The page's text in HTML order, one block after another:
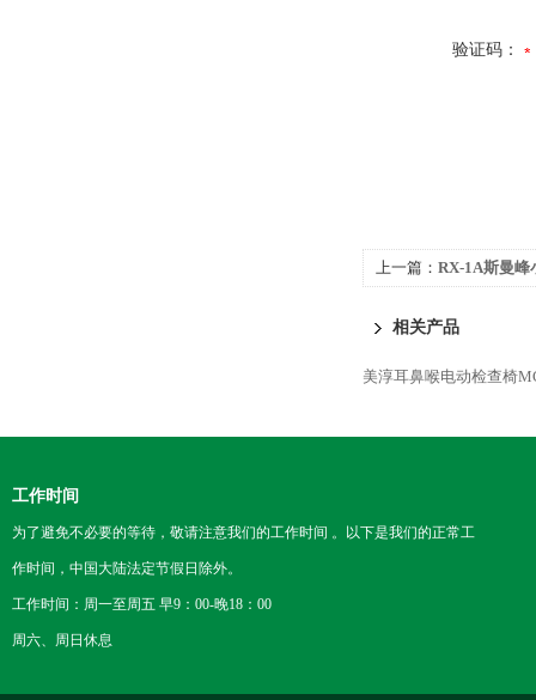
验证码：
上一篇： RX-1A斯曼峰
相关产品
美淳耳鼻喉电动检查椅
工作时间
为了避免不必要的等待，敬请注意我们的工作时间 。以下是我们的正常工
作时间，中国大陆法定节假日除外。
工作时间：周一至周五 早9：00-晚18：00
周六、周日休息